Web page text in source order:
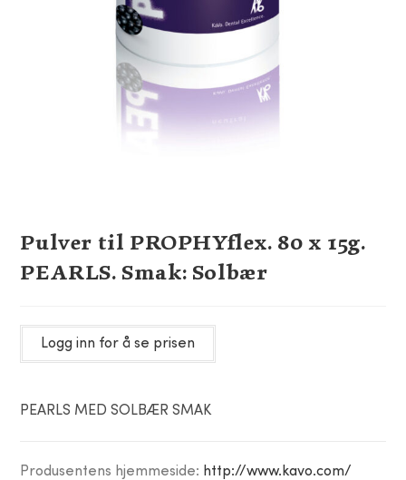
Pulver til PROPHYflex. 80 x 15g.
PEARLS. Smak: Solbær
Logg inn for å se prisen
PEARLS MED SOLBÆR SMAK
Produsentens hjemmeside: http://www.kavo.com/